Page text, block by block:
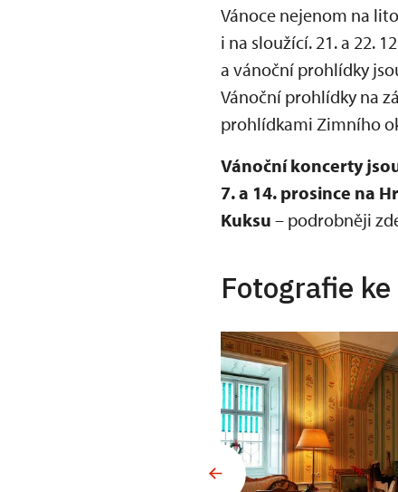
Vánoce nejenom na
i na sloužící. 21. a 22.
a vánoční prohlídky
Vánoční prohlídky na
prohlídkami Zimního
Vánoční koncerty
7. a 14. prosince na
Kuksu – podrobněji
Fotografie